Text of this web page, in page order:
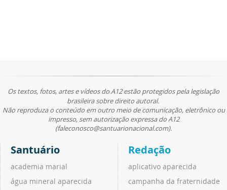
Os textos, fotos, artes e vídeos do A12 estão protegidos pela legislação
brasileira sobre direito autoral.
Não reproduza o conteúdo em outro meio de comunicação, eletrônico ou
impresso, sem autorização expressa do A12
(faleconosco@santuarionacional.com).
Santuário
academia marial
água mineral aparecida
Redação
aplicativo aparecida
campanha da fraternidade